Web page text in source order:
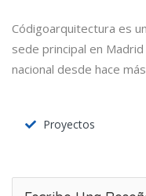
Códigoarquitectura es
sede principal en
nacional desde hace
Proyectos